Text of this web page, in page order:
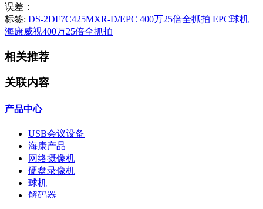
误差：
标签: DS-2DF7C425MXR-D/EPC 400万25倍全抓拍 EPC球机
海康威视400万25倍全抓拍
相关推荐
关联内容
产品中心
USB会议设备
海康产品
网络摄像机
硬盘录像机
球机
解码器